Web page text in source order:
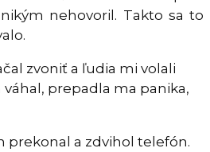
nehovoril. Takto sa to
zvoniť a ľudia mi volali
váhal, prepadla ma panika,
prekonal a zdvihol telefón.